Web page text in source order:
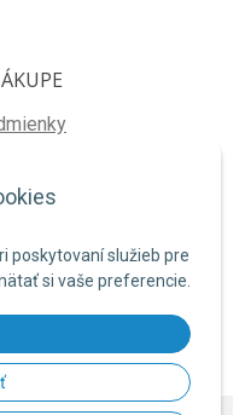
poskytovaní služieb pre
si vaše preferencie.
od zmluvy
odstúpenie od zmluvy